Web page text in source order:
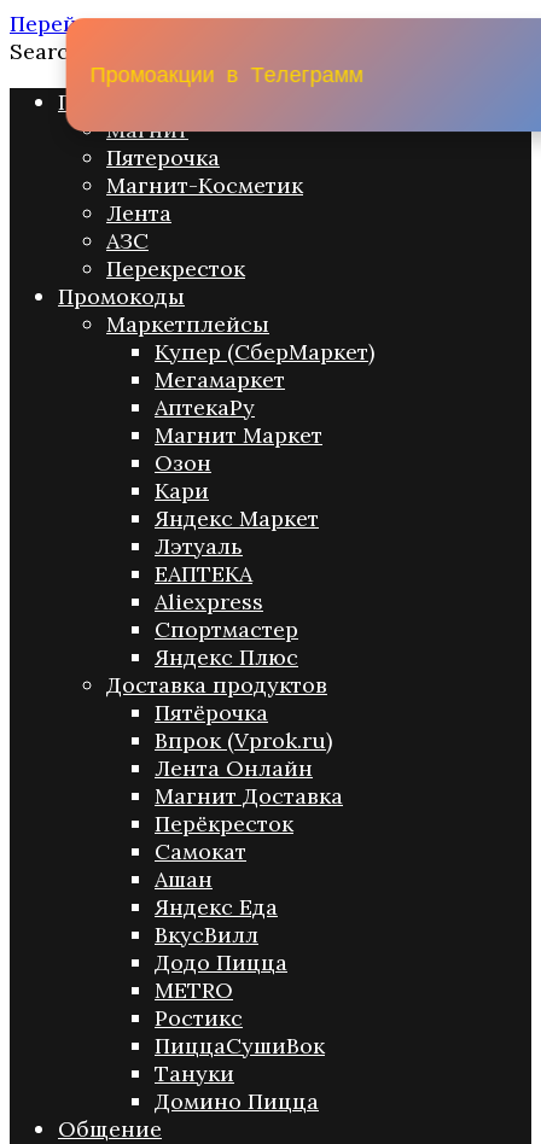
Перейти к содержанию
Search for:
Промо акции
Магнит
Пятерочка
Магнит-Косметик
Лента
АЗС
Перекресток
Промокоды
Маркетплейсы
Купер (СберМаркет)
Мегамаркет
АптекаРу
Магнит Маркет
Озон
Кари
Яндекс Маркет
Лэтуаль
ЕАПТЕКА
Aliexpress
Спортмастер
Яндекс Плюс
Доставка продуктов
Пятёрочка
Впрок (Vprok.ru)
Лента Онлайн
Магнит Доставка
Перёкресток
Самокат
Ашан
Яндекс Еда
ВкусВилл
Додо Пицца
METRO
Ростикс
ПиццаСушиВок
Тануки
Домино Пицца
Общение
Промоакции в Телеграмм